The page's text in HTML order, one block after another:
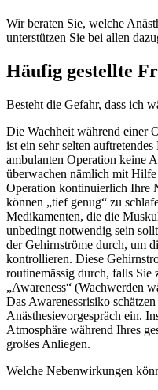
Wir beraten Sie, welche
unterstützen Sie bei allen
Häufig gestellte
Besteht die Gefahr, dass ich
Die Wachheit während einer
ist ein sehr selten
ambulanten Operation keine
überwachen nämlich mit
Operation kontinuierlich Ihre
können „tief genug“ zu
Medikamenten, die die
unbedingt notwendig sein
der Gehirnströme durch, um
kontrollieren. Diese
routinemässig durch, falls
„Awareness“ (Wachwerden
Das Awarenessrisiko
Anästhesievorgespräch ein.
Atmosphäre während Ihres
großes Anliegen.
Welche Nebenwirkungen